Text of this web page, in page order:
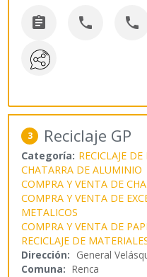
  
3 Reciclaje GP
Categoría: RECICLAJE
CHATARRA DE ALUMINIO
COMPRA Y VENTA DE
COMPRA Y VENTA DE
METALICOS
COMPRA Y VENTA DE
RECICLAJE DE
Dirección: General
Comuna: Renca